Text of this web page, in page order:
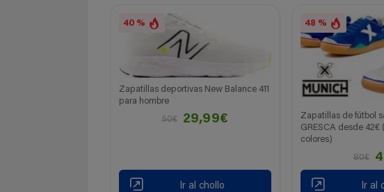
40 %
Zapatillas deportivas New Balance 411
para hombre
50€
29,99€
Ir al chollo
48 %
Zapatillas de fútbol
GRESCA desde 42€
colores)
80€
Ir al